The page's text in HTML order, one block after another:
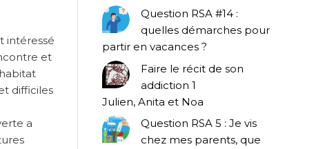
intéressé
et
difficiles
a
Question RSA #14 :
quelles démarches pour
partir en vacances ?
Faire le récit de son
addiction 1
Julien, Anita et Noa
Question RSA 5 : Je vis
chez mes parents, que